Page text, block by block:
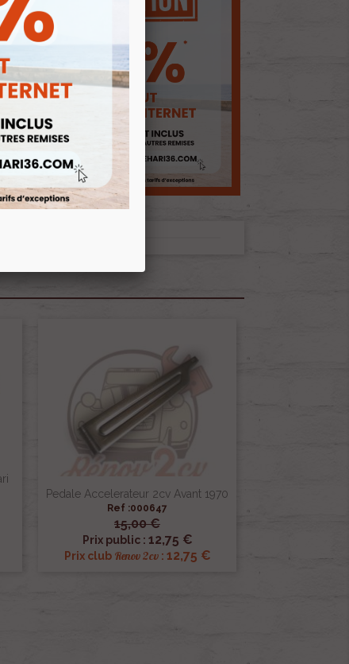
Pedale Accelerateur 2cv Avant 1970
Ref :000647
15,00 €
Prix public : 12,75 €
Prix club Renov 2cv: 12,75 €
 Aperçu rapide